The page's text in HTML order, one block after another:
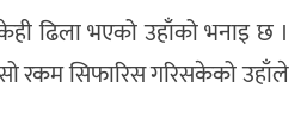
ढिला भएको उहाँको भनाइ छ ।
रकम सिफारिस गरिसकेको उहाँले